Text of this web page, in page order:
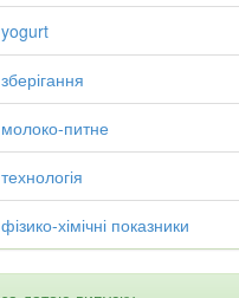
yogurt
зберігання
молоко-питне
технологія
фізико-хімічні показники